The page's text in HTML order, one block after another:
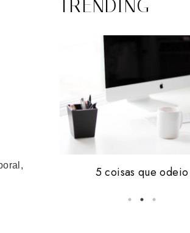
TRENDING
vale tudo.
5 coisas que odeio
Friday, i'm in love #16